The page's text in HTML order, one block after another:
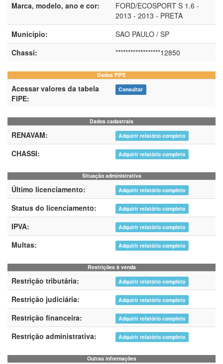
Marca, modelo, ano e cor:
FORD/ECOSPORT S 1.6 -
2013 - 2013 - PRETA
Município:
SAO PAULO / SP
Chassi:
******************12850
Dados FIPE
Acessar valores da tabela
FIPE:
Consultar
Dados cadastrais
RENAVAM: Adquirir relatório completo
CHASSI: Adquirir relatório completo
Situação administrativa
Último licenciamento: Adquirir relatório completo
Status do licenciamento: Adquirir relatório completo
IPVA: Adquirir relatório completo
Multas: Adquirir relatório completo
Restrições à venda
Restrição tributária: Adquirir relatório completo
Restrição judiciária: Adquirir relatório completo
Restrição financeira: Adquirir relatório completo
Restrição administrativa: Adquirir relatório completo
Outras informações